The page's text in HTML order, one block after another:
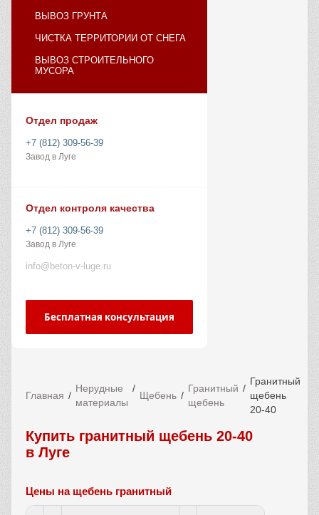
ВЫВОЗ ГРУНТА
ЧИСТКА ТЕРРИТОРИИ ОТ СНЕГА
ВЫВОЗ СТРОИТЕЛЬНОГО
МУСОРА
Отдел продаж
+7 (812) 309-56-39
Завод в Луге
Отдел контроля качества
+7 (812) 309-56-39
Завод в Луге
info@beton-v-luge.ru
Бесплатная консультация
Главная
Нерудные
материалы
Щебень
Гранитный
щебень
Гранитный
щебень
20-40
Купить гранитный щебень 20-40
в Луге
Цены на щебень гранитный